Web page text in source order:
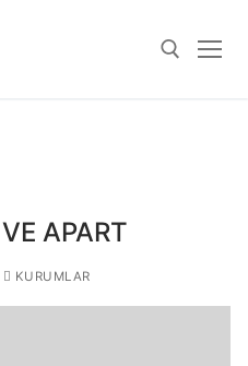
APART
KURUMLAR